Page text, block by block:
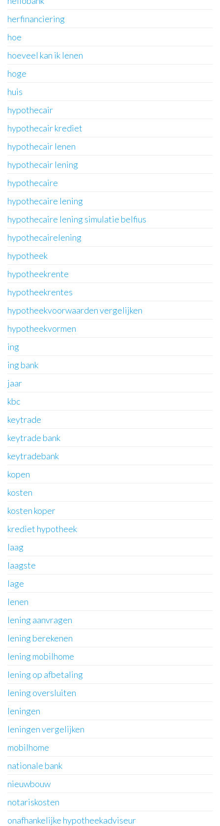
herfinanciering
hoe
hoeveel kan ik lenen
hoge
huis
hypothecair
hypothecair krediet
hypothecair lenen
hypothecair lening
hypothecaire
hypothecaire lening
hypothecaire lening simulatie belfius
hypothecairelening
hypotheek
hypotheekrente
hypotheekrentes
hypotheekvoorwaarden vergelijken
hypotheekvormen
ing
ing bank
jaar
kbc
keytrade
keytrade bank
keytradebank
kopen
kosten
kosten koper
krediet hypotheek
laag
laagste
lage
lenen
lening aanvragen
lening berekenen
lening mobilhome
lening op afbetaling
lening oversluiten
leningen
leningen vergelijken
mobilhome
nationale bank
nieuwbouw
notariskosten
onafhankelijke hypotheekadviseur